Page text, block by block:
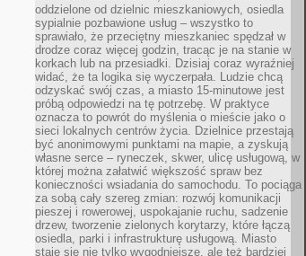
oddzielone od dzielnic mieszkaniowych, osiedla
sypialnie pozbawione usług – wszystko to
sprawiało, że przeciętny mieszkaniec spędzał w
drodze coraz więcej godzin, tracąc je na stanie w
korkach lub na przesiadki. Dzisiaj coraz wyraźniej
widać, że ta logika się wyczerpała. Ludzie chcą
odzyskać swój czas, a miasto 15-minutowe jest
próbą odpowiedzi na tę potrzebę. W praktyce
oznacza to powrót do myślenia o mieście jako o
sieci lokalnych centrów życia. Dzielnice przestają
być anonimowymi punktami na mapie, a zyskują
własne serce – ryneczek, skwer, ulicę usługową, w
której można załatwić większość spraw bez
konieczności wsiadania do samochodu. To pociąga
za sobą cały szereg zmian: rozwój komunikacji
pieszej i rowerowej, uspokajanie ruchu, sadzenie
drzew, tworzenie zielonych korytarzy, które łączą
osiedla, parki i infrastrukturę usługową. Miasto
staje się nie tylko wygodniejsze, ale też bardziej